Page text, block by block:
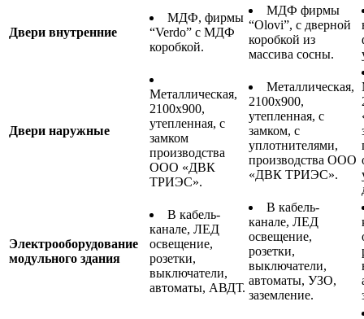
Двери внутренние
МДФ, фирмы
“Verdo” с МДФ
коробкой.
МДФ фирмы
“Olovi”, с дверной
коробкой из
массива сосны.
Двери наружные
Металлическая,
2100х900,
утепленная, с
замком
производства
ООО «ДВК
ТРИЭС».
Металлическая,
2100х900,
утепленная, с
замком, с
уплотнителями,
производства ООО
«ДВК ТРИЭС».
Электрооборудование
модульного здания
В кабель-
канале, ЛЕД
освещение,
розетки,
выключатели,
автоматы, АВДТ.
В кабель-
канале, ЛЕД
освещение,
розетки,
выключатели,
автоматы, УЗО,
заземление.